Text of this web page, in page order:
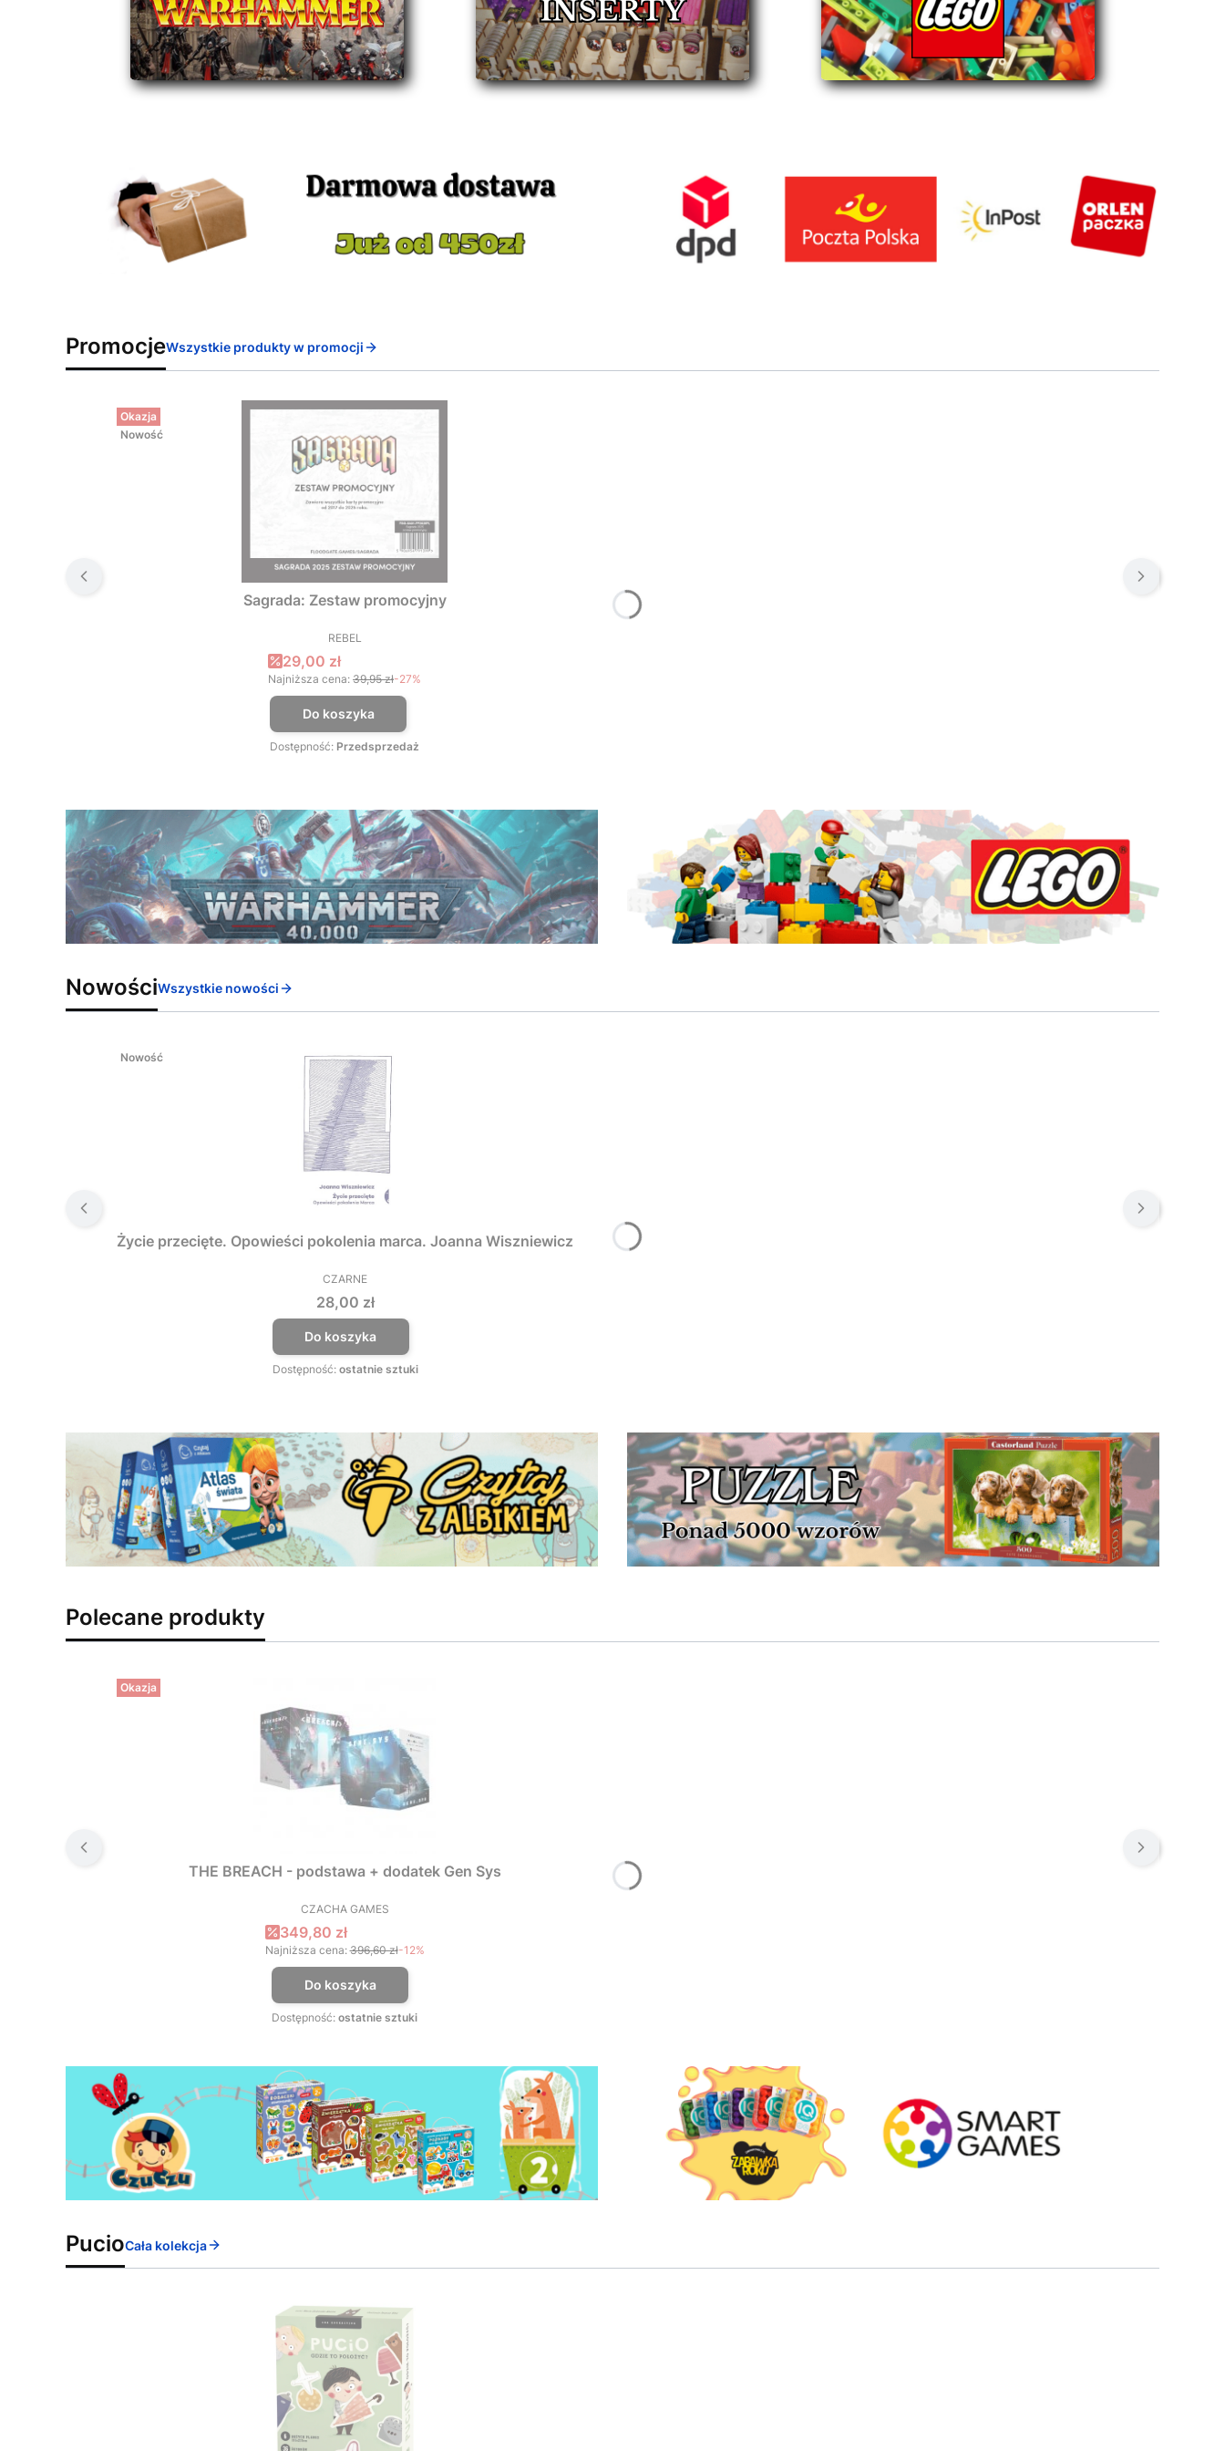
PromocjeWszystkie produkty w promocji
Okazja
Nowość
Sagrada: Zestaw promocyjny
PRODUCENT
REBEL
Cena promocyjna
29,00 zł
Najniższa cena: 39,95 zł-27%
Do koszyka
Dostępność: Przedsprzedaż
NowościWszystkie nowości
Nowość
Życie przecięte. Opowieści pokolenia marca. Joanna Wiszniewicz
PRODUCENT
CZARNE
Cena
28,00 zł
Do koszyka
Dostępność: ostatnie sztuki
Polecane produkty
Okazja
THE BREACH - podstawa + dodatek Gen Sys
PRODUCENT
CZACHA GAMES
Cena promocyjna
349,80 zł
Najniższa cena: 396,60 zł-12%
Do koszyka
Dostępność: ostatnie sztuki
PucioCała kolekcja